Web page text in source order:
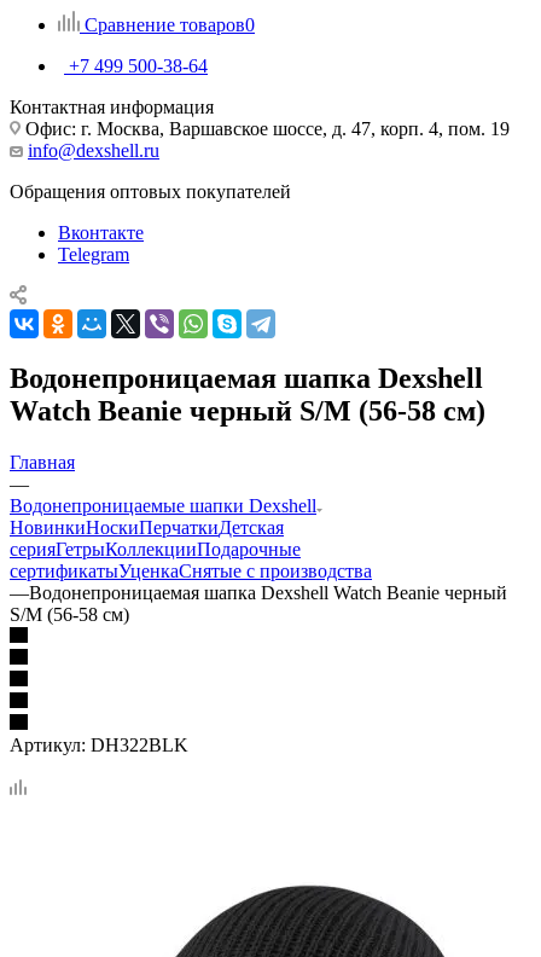
Сравнение товаров0
+7 499 500-38-64
Контактная информация
Офис: г. Москва, Варшавское шоссе, д. 47, корп. 4, пом. 19
info@dexshell.ru
Обращения оптовых покупателей
Вконтакте
Telegram
Водонепроницаемая шапка Dexshell
Watch Beanie черный S/M (56-58 см)
Главная
—
Водонепроницаемые шапки Dexshell
НовинкиНоскиПерчаткиДетская
серияГетрыКоллекцииПодарочные
сертификатыУценкаСнятые с производства
—Водонепроницаемая шапка Dexshell Watch Beanie черный
S/M (56-58 см)
Артикул: DH322BLK